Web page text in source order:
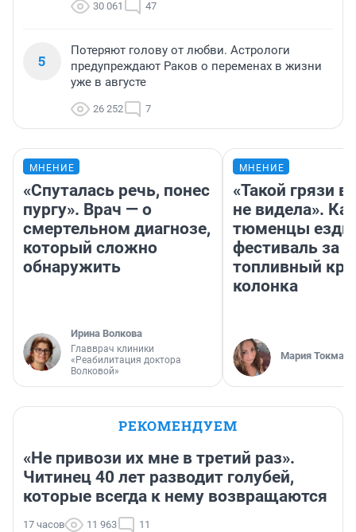
30 061 47
5
Потеряют голову от любви. Астрологи
предупреждают Раков о переменах в жизни
уже в августе
26 252 7
МНЕНИЕ
«Спуталась речь, понес
пургу». Врач — о
смертельном диагнозе,
который сложно
обнаружить
Ирина Волкова
Главврач клиники
«Реабилитация доктора
Волковой»
МНЕНИЕ
«Такой грязи
не видела».
тюменцы
фестиваль за
топливный
колонка
Мария
РЕКОМЕНДУЕМ
«Не привози их мне в третий раз».
Читинец 40 лет разводит голубей,
которые всегда к нему возвращаются
17 часов 11 963 11